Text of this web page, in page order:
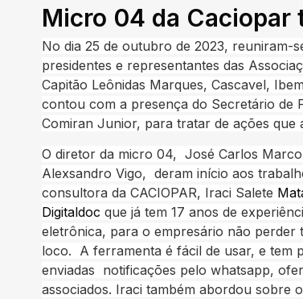
Micro 04 da Caciopar
No dia 25 de outubro de 2023, reuniram-
presidentes e representantes das
Capitão Leônidas Marques, Cascavel,
contou com a presença do Secretário de
Comiran Junior, para tratar de ações que
O diretor da micro 04, José Carlos
Alexsandro Vigo, deram início aos
consultora da CACIOPAR, Iraci Salete
Digitaldoc que já tem 17 anos de
eletrônica, para o empresário não perder
loco. A ferramenta é fácil de usar, e tem
enviadas notificações pelo whatsapp,
associados. Iraci também abordou sobre